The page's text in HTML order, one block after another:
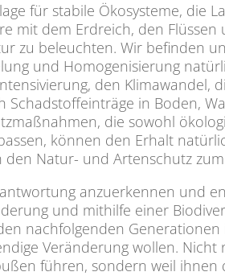
für stabile Ökosysteme, die
mit dem Erdreich, den
zu beleuchten. Wir befinden
und Homogenisierung
den Klimawandel,
in Boden,
die sowohl
können den Erhalt
den Natur- und Artenschutz
anzuerkennen und
und mithilfe einer
nachfolgenden
Veränderung wollen.
führen, sondern weil